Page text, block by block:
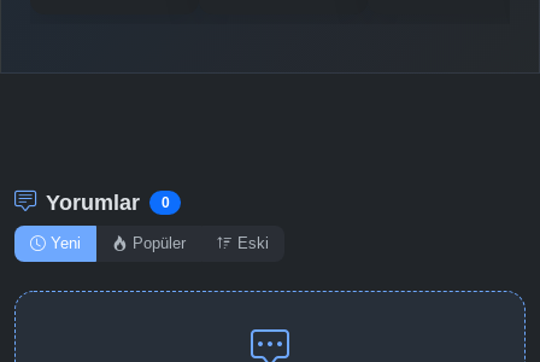
Yorumlar 0
Yeni Popüler Eski